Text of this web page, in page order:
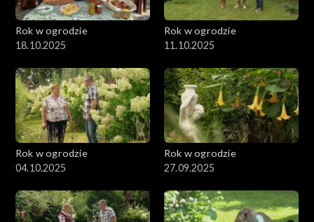
Rok w ogrodzie
18.10.2025
Rok w ogrodzie
11.10.2025
Rok w ogrodzie
04.10.2025
Rok w ogrodzie
27.09.2025